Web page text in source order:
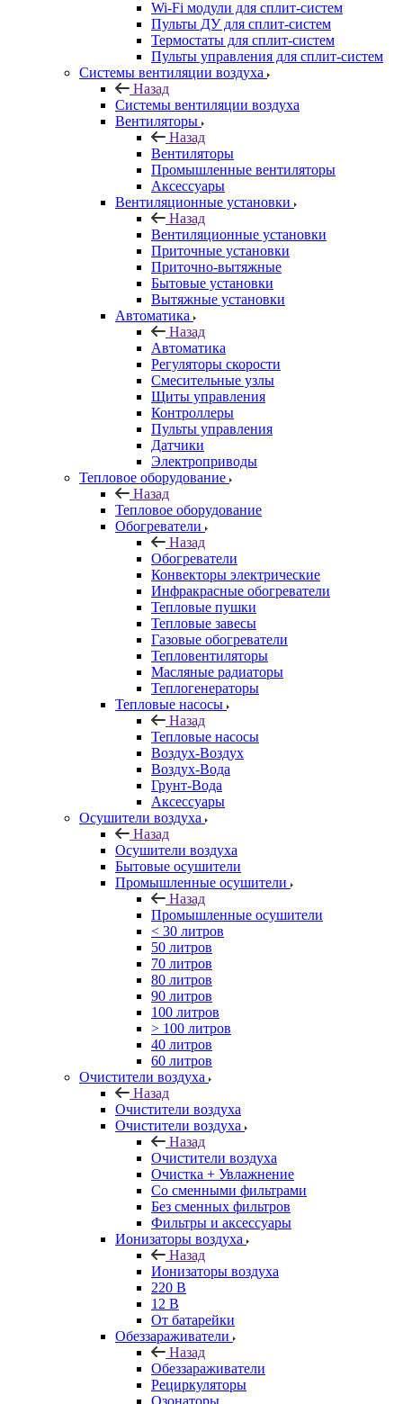
Wi-Fi модули для сплит-систем
Пульты ДУ для сплит-систем
Термостаты для сплит-систем
Пульты управления для сплит-систем
Системы вентиляции воздуха
Назад
Системы вентиляции воздуха
Вентиляторы
Назад
Вентиляторы
Промышленные вентиляторы
Аксессуары
Вентиляционные установки
Назад
Вентиляционные установки
Приточные установки
Приточно-вытяжные
Бытовые установки
Вытяжные установки
Автоматика
Назад
Автоматика
Регуляторы скорости
Смесительные узлы
Щиты управления
Контроллеры
Пульты управления
Датчики
Электроприводы
Тепловое оборудование
Назад
Тепловое оборудование
Обогреватели
Назад
Обогреватели
Конвекторы электрические
Инфракрасные обогреватели
Тепловые пушки
Тепловые завесы
Газовые обогреватели
Тепловентиляторы
Масляные радиаторы
Теплогенераторы
Тепловые насосы
Назад
Тепловые насосы
Воздух-Воздух
Воздух-Вода
Грунт-Вода
Аксессуары
Осушители воздуха
Назад
Осушители воздуха
Бытовые осушители
Промышленные осушители
Назад
Промышленные осушители
< 30 литров
50 литров
70 литров
80 литров
90 литров
100 литров
> 100 литров
40 литров
60 литров
Очистители воздуха
Назад
Очистители воздуха
Очистители воздуха
Назад
Очистители воздуха
Очистка + Увлажнение
Cо сменными фильтрами
Без сменных фильтров
Фильтры и аксессуары
Ионизаторы воздуха
Назад
Ионизаторы воздуха
220 В
12 В
От батарейки
Обеззараживатели
Назад
Обеззараживатели
Рециркуляторы
Озонаторы